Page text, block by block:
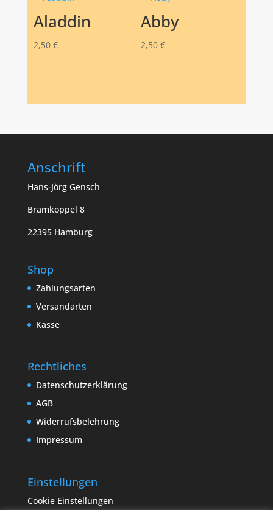
Aladdin
2,50 €
Abby
2,50 €
Anschrift
Hans-Jörg Gensch
Bramkoppel 8
22395 Hamburg
Shop
Zahlungsarten
Versandarten
Kasse
Rechtliches
Datenschutzerklärung
AGB
Widerrufsbelehrung
Impressum
Einstellungen
Cookie Einstellungen